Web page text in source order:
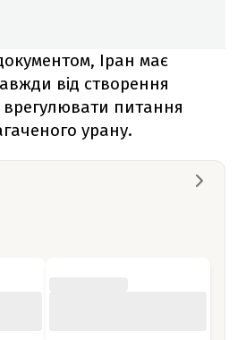
Іран має
від створення
врегулювати питання
урану.